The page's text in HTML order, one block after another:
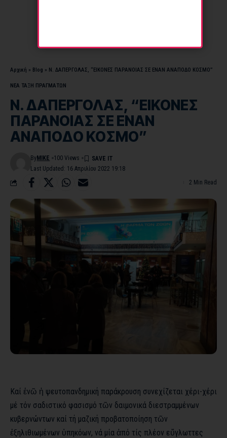
Αρχική » Blog » Ν. ΔΑΠΕΡΓΟΛΑΣ, “ΕΙΚΟΝΕΣ ΠΑΡΑΝΟΙΑΣ ΣΕ ΕΝΑΝ ΑΝΑΠΟΔΟ ΚΟΣΜΟ”
ΝΕΑ ΤΑΞΗ ΠΡΑΓΜΑΤΩΝ
Ν. ΔΑΠΕΡΓΟΛΑΣ, “ΕΙΚΟΝΕΣ
ΠΑΡΑΝΟΙΑΣ ΣΕ ΕΝΑΝ
ΑΝΑΠΟΔΟ ΚΟΣΜΟ”
Last Updated: 16 Απριλίου 2022 19:18
By MIKE 100 Views
2 Min Read
Καί ἐνῶ ἡ ψευτοπανδημική παράκρουση συνεχίζεται χέρι-χέρι
μέ τόν σαδιστικό φασισμό τῶν δαιμονικά διεστραμμένων
κυβερνώντων καί τή μαζική προβατοποίηση τῶν
ἐξηλιθιωμένων ὑπηκόων, νά μία ἀπό τίς πλέον εὔγλωττες